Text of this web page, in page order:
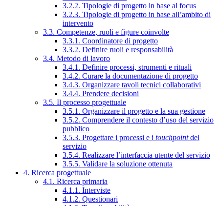
3.2.2. Tipologie di progetto in base al focus
3.2.3. Tipologie di progetto in base all’ambito di
intervento
3.3. Competenze, ruoli e figure coinvolte
3.3.1. Coordinatore di progetto
3.3.2. Definire ruoli e responsabilità
3.4. Metodo di lavoro
3.4.1. Definire processi, strumenti e rituali
3.4.2. Curare la documentazione di progetto
3.4.3. Organizzare tavoli tecnici collaborativi
3.4.4. Prendere decisioni
3.5. Il processo progettuale
3.5.1. Organizzare il progetto e la sua gestione
3.5.2. Comprendere il contesto d’uso del servizio
pubblico
3.5.3. Progettare i processi e i touchpointdel
servizio
3.5.4. Realizzare l’interfaccia utente del servizio
3.5.5. Validare la soluzione ottenuta
4. Ricerca progettuale
4.1. Ricerca primaria
4.1.1. Interviste
4.1.2. Questionari